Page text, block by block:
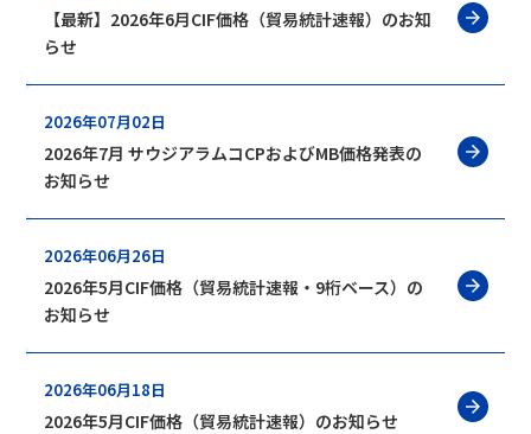
【最新】2026年6月CIF価格（貿易統計速報）のお知
らせ
2026年07月02日
2026年7月 サウジアラムコCPおよびMB価格発表の
お知らせ
2026年06月26日
2026年5月CIF価格（貿易統計速報・9桁ベース）の
お知らせ
2026年06月18日
2026年5月CIF価格（貿易統計速報）のお知らせ